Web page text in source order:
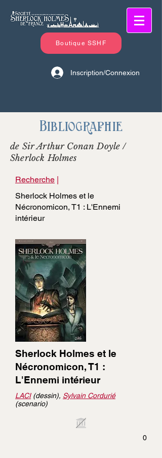
Boutique SSHF
Inscription/Connexion
Bibliographie
de Sir Arthur Conan Doyle /
Sherlock Holmes
Recherche |
Sherlock Holmes et le
Nécronomicon, T1 : L'Ennemi
intérieur
Sherlock Holmes et le
Nécronomicon, T1 :
L'Ennemi intérieur
LACI(dessin), Sylvain Cordurié
(scenario)
0